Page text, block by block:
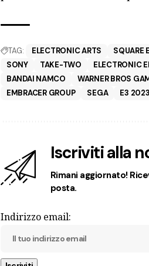
TAG: ELECTRONIC ARTS SQUARE
SONY
TAKE-TWO ELECTRONIC
BANDAI NAMCO
WARNER BROS
EMBRACER GROUP
SEGA E3 2023
Iscriviti alla
Rimani aggiornato!
posta.
Indirizzo email: